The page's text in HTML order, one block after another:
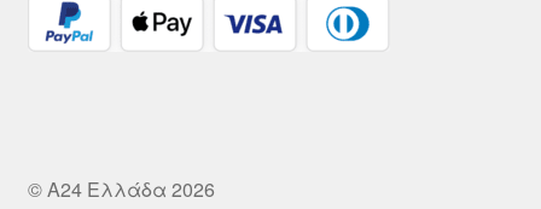
© A24 Ελλάδα 2026